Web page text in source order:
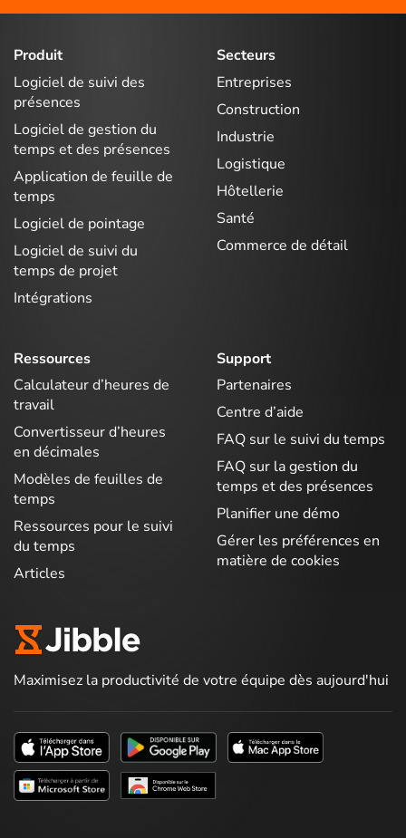
Produit
Logiciel de suivi des
présences
Logiciel de gestion du
temps et des présences
Application de feuille de
temps
Logiciel de pointage
Logiciel de suivi du
temps de projet
Intégrations
Secteurs
Entreprises
Construction
Industrie
Logistique
Hôtellerie
Santé
Commerce de détail
Ressources
Calculateur d’heures de
travail
Convertisseur d’heures
en décimales
Modèles de feuilles de
temps
Ressources pour le suivi
du temps
Articles
Support
Partenaires
Centre d’aide
FAQ sur le suivi du temps
FAQ sur la gestion du
temps et des présences
Planifier une démo
Gérer les préférences en
matière de cookies
Maximisez la productivité de votre équipe dès aujourd'hui